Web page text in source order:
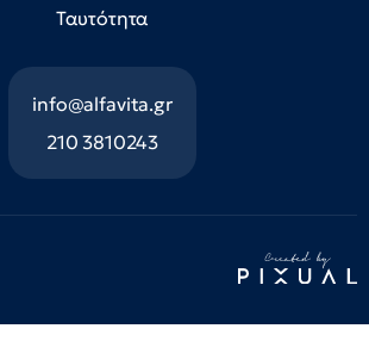
Ταυτότητα
info@alfavita.gr
210 3810243